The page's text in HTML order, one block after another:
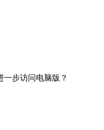
步访问电脑版？